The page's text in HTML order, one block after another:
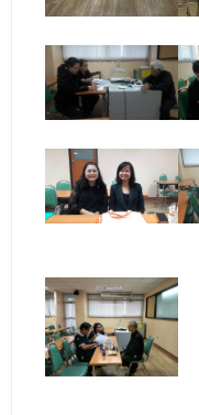
วารสารคณะ
ผลงานคณะ
- ฐานข้อมูลงานวิจัย
- โครงการบริหารจัดการ
สวนดุสิต จังหวัดปราจีนบุ
- ผลงาน/รางวัล
- SDU Zero Waste